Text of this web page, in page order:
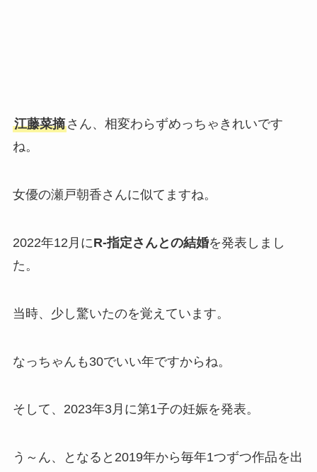
江藤菜摘さん、相変わらずめっちゃきれいです
ね。
女優の瀬戸朝香さんに似てますね。
2022年12月にR-指定さんとの結婚を発表しまし
た。
当時、少し驚いたのを覚えています。
なっちゃんも30でいい年ですからね。
そして、2023年3月に第1子の妊娠を発表。
う～ん、となると2019年から毎年1つずつ作品を出